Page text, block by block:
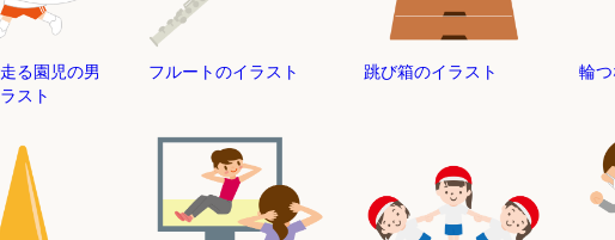
る園児の男
スト
フルートのイラスト 跳び箱のイラスト 輪